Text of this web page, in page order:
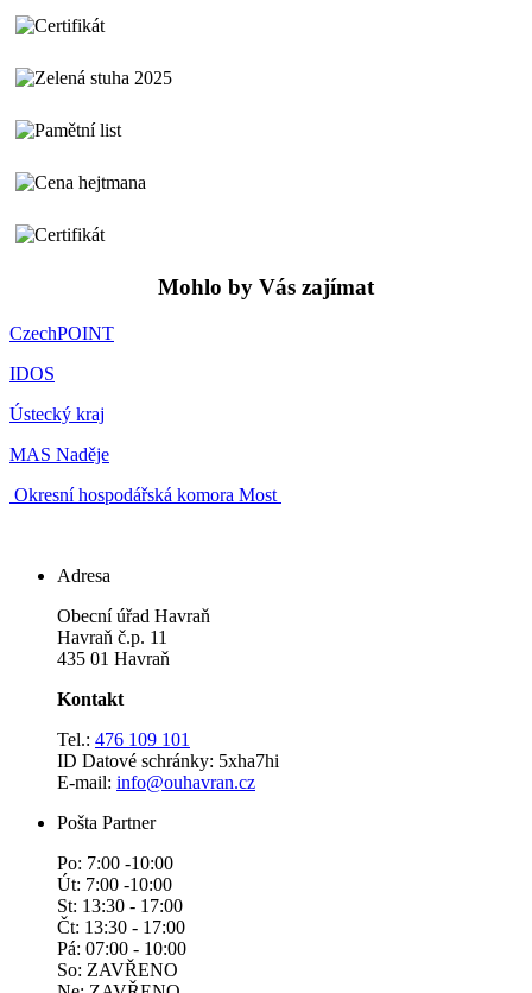
Mohlo by Vás zajímat
CzechPOINT
IDOS
Ústecký kraj
MAS Naděje
Okresní hospodářská komora Most
Adresa
Obecní úřad Havraň
Havraň č.p. 11
435 01 Havraň
Kontakt
Tel.: 476 109 101
ID Datové schránky: 5xha7hi
E-mail: info@ouhavran.cz
Pošta Partner
Po: 7:00 -10:00
Út: 7:00 -10:00
St: 13:30 - 17:00
Čt: 13:30 - 17:00
Pá: 07:00 - 10:00
So: ZAVŘENO